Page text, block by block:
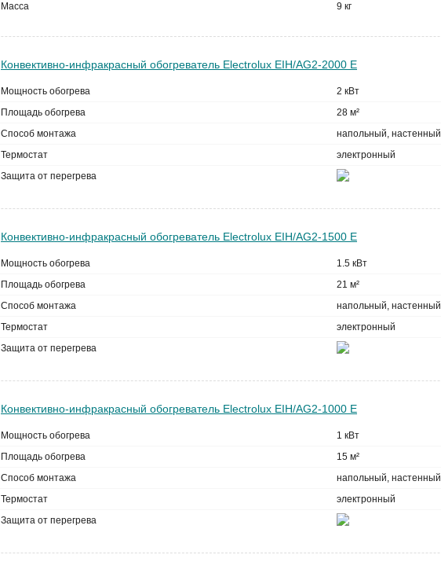
Масса
9 кг
Конвективно-инфракрасный обогреватель Electrolux EIH/AG2-2000 E
Мощность обогрева
2 кВт
Площадь обогрева
28 м²
Способ монтажа
напольный, настенный
Термостат
электронный
Защита от перегрева
Конвективно-инфракрасный обогреватель Electrolux EIH/AG2-1500 E
Мощность обогрева
1.5 кВт
Площадь обогрева
21 м²
Способ монтажа
напольный, настенный
Термостат
электронный
Защита от перегрева
Конвективно-инфракрасный обогреватель Electrolux EIH/AG2-1000 E
Мощность обогрева
1 кВт
Площадь обогрева
15 м²
Способ монтажа
напольный, настенный
Термостат
электронный
Защита от перегрева